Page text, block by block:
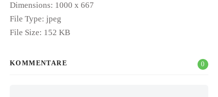
Dimensions: 1000 x 667
File Type: jpeg
File Size: 152 KB
KOMMENTARE 0